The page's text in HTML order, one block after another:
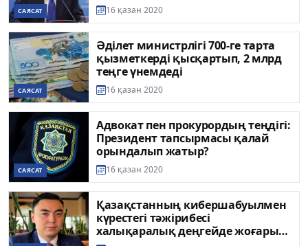
САЯСАТ 16 қазан 2020
САЯСАТ
Әділет министрлігі 700-ге тарта
қызметкерді қысқартып, 2 млрд
теңге үнемдеді
16 қазан 2020
САЯСАТ
Адвокат пен прокурордың теңдігі:
Президент тапсырмасы қалай
орындалып жатыр?
16 қазан 2020
Қазақстанның кибершабуылмен
күрестегі тәжірибесі
халықаралық деңгейде жоғары